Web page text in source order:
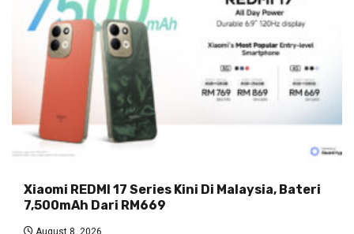
Xiaomi REDMI 17 Series Kini Di Malaysia, Bateri
7,500mAh Dari RM669
August 8, 2026